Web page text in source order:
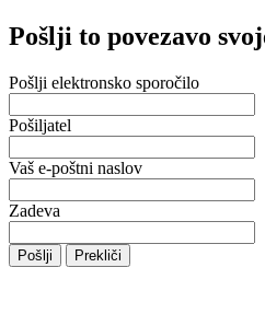
Pošlji to povezavo
Pošlji elektronsko sporočilo
Pošiljatel
Vaš e-poštni naslov
Zadeva
Pošlji Prekliči